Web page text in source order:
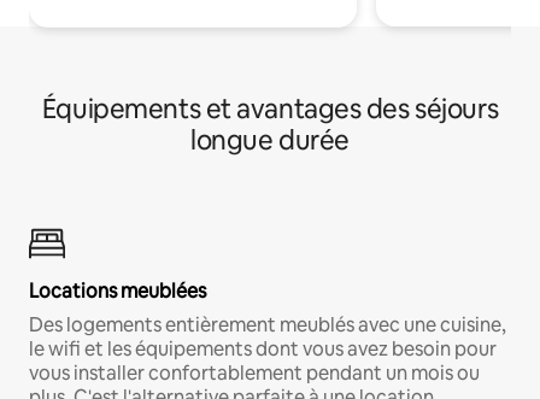
Équipements et avantages des séjours
longue durée
Locations meublées
Des logements entièrement meublés avec une cuisine,
le wifi et les équipements dont vous avez besoin pour
vous installer confortablement pendant un mois ou